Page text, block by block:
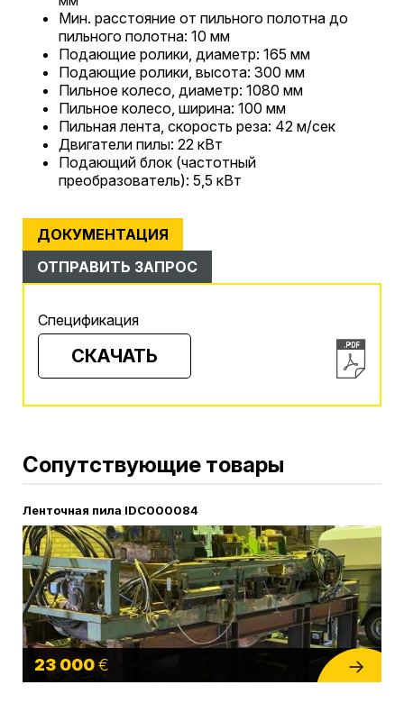
Мин. расстояние от пильного полотна до
пильного полотна: 10 мм
Подающие ролики, диаметр: 165 мм
Подающие ролики, высота: 300 мм
Пильное колесо, диаметр: 1080 мм
Пильное колесо, ширина: 100 мм
Пильная лента, скорость реза: 42 м/сек
Двигатели пилы: 22 кВт
Подающий блок (частотный
преобразователь): 5,5 кВт
ДОКУМЕНТАЦИЯ
ОТПРАВИТЬ ЗАПРОС
Спецификация
СКАЧАТЬ
Сопутствующие товары
Ленточная пила IDC000084
23 000€